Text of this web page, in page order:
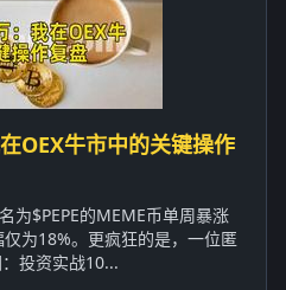
OEX牛市中的关键操作
为$PEPE的MEME币单周暴涨
为18%。更疯狂的是，一位匿
投资实战10...